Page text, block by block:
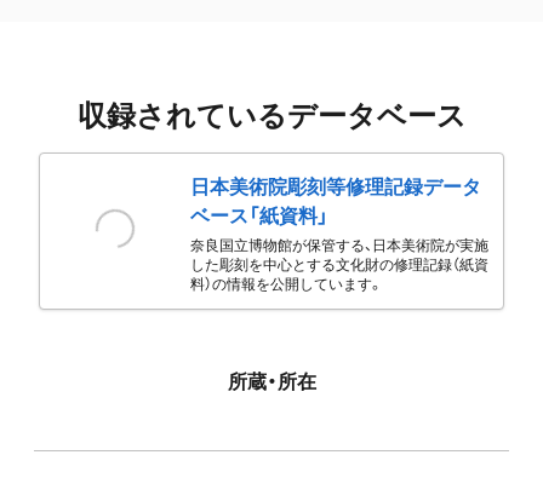
収録されているデータベース
日本美術院彫刻等修理記録データ
ベース「紙資料」
奈良国立博物館が保管する、日本美術院が実施
した彫刻を中心とする文化財の修理記録（紙資
料）の情報を公開しています。
所蔵・所在